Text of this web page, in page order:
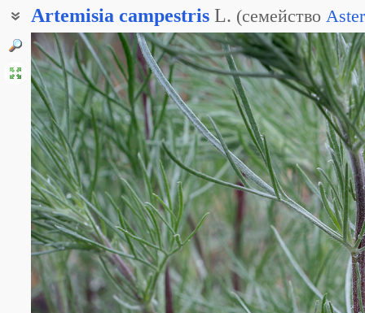
Artemisia campestris L. (семейство
Полынь непахучая
Полынь равнинная